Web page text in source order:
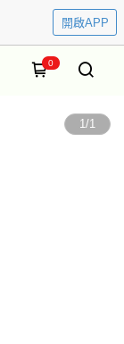
開啟APP
0
1/1